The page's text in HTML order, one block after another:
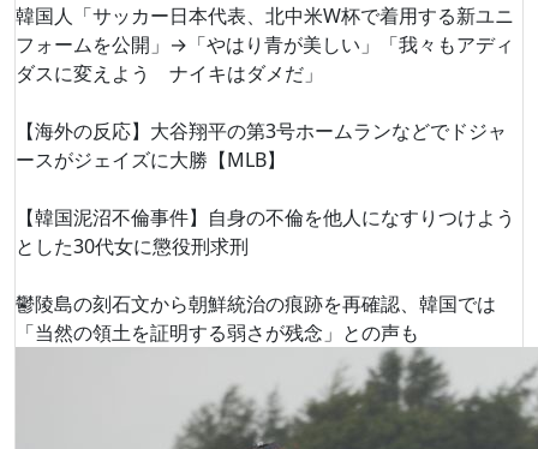
韓国人「サッカー日本代表、北中米W杯で着用する新ユニ
フォームを公開」→「やはり青が美しい」「我々もアディ
ダスに変えよう ナイキはダメだ」
【海外の反応】大谷翔平の第3号ホームランなどでドジャ
ースがジェイズに大勝【MLB】
【韓国泥沼不倫事件】自身の不倫を他人になすりつけよう
とした30代女に懲役刑求刑
鬱陵島の刻石文から朝鮮統治の痕跡を再確認、韓国では
「当然の領土を証明する弱さが残念」との声も